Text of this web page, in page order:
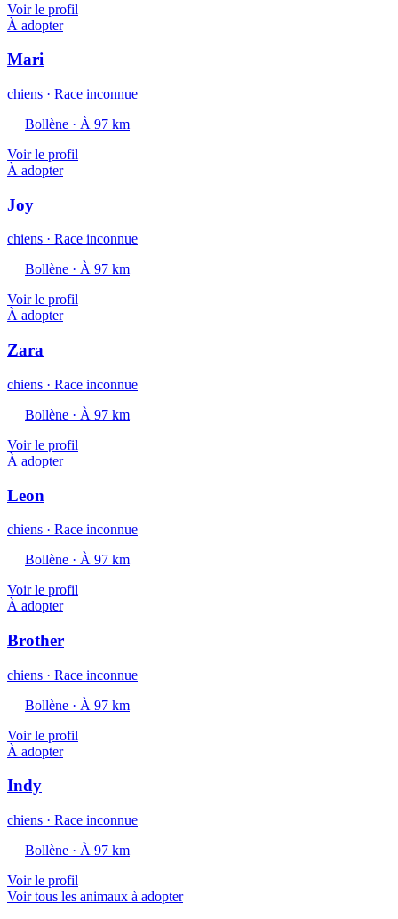
Voir le profil
À adopter
Mari
chiens · Race inconnue
Bollène · À 97 km
Voir le profil
À adopter
Joy
chiens · Race inconnue
Bollène · À 97 km
Voir le profil
À adopter
Zara
chiens · Race inconnue
Bollène · À 97 km
Voir le profil
À adopter
Leon
chiens · Race inconnue
Bollène · À 97 km
Voir le profil
À adopter
Brother
chiens · Race inconnue
Bollène · À 97 km
Voir le profil
À adopter
Indy
chiens · Race inconnue
Bollène · À 97 km
Voir le profil
Voir tous les animaux à adopter